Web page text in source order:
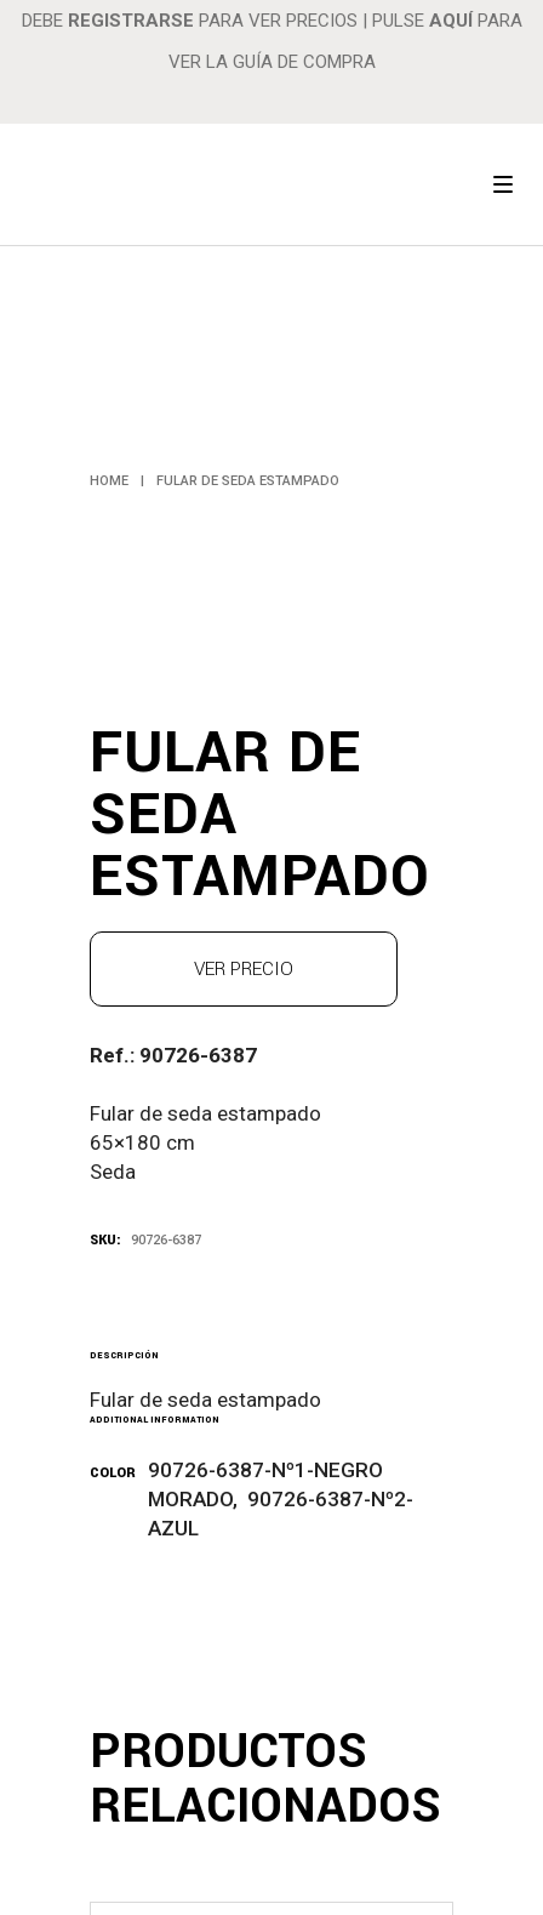
DEBE REGISTRARSE PARA VER PRECIOS | PULSE AQUÍ PARA
VER LA GUÍA DE COMPRA
HOME | FULAR DE SEDA ESTAMPADO
FULAR DE
SEDA
ESTAMPADO
VER PRECIO
Ref.: 90726-6387
Fular de seda estampado
65×180 cm
Seda
SKU: 90726-6387
DESCRIPCIÓN
Fular de seda estampado
ADDITIONAL INFORMATION
COLOR
90726-6387-Nº1-NEGRO
MORADO, 90726-6387-Nº2-
AZUL
PRODUCTOS
RELACIONADOS